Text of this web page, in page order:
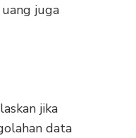
juga
jika
data